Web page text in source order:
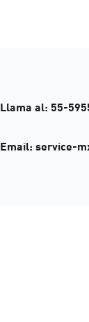
Llama al: 55-
Email: service-